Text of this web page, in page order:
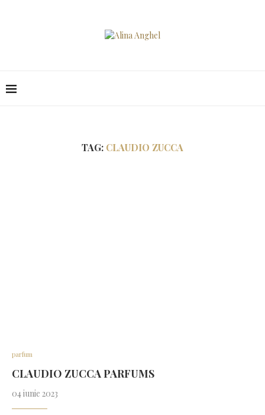
TAG: CLAUDIO ZUCCA
parfum
CLAUDIO ZUCCA PARFUMS
04 iunie 2023